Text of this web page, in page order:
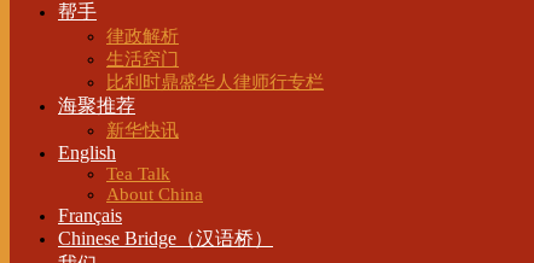
帮手
律政解析
生活窍门
比利时鼎盛华人律师行专栏
海聚推荐
新华快讯
English
Tea Talk
About China
Français
Chinese Bridge（汉语桥）